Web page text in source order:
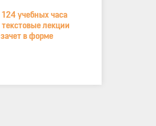
124 учебных часа
текстовые лекции
зачет в форме